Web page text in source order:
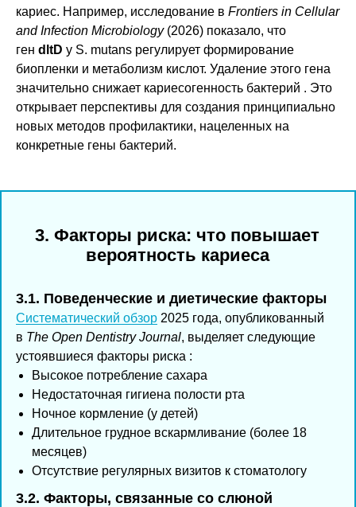
кариес. Например, исследование в Frontiers in Cellular
and Infection Microbiology(2026) показало, что
ген dltD у S. mutans регулирует формирование
биопленки и метаболизм кислот. Удаление этого гена
значительно снижает кариесогенность бактерий . Это
открывает перспективы для создания принципиально
новых методов профилактики, нацеленных на
конкретные гены бактерий.
3. Факторы риска: что повышает
вероятность кариеса
3.1. Поведенческие и диетические факторы
Систематический обзор 2025 года, опубликованный
в The Open Dentistry Journal, выделяет следующие
устоявшиеся факторы риска :
Высокое потребление сахара
Недостаточная гигиена полости рта
Ночное кормление (у детей)
Длительное грудное вскармливание (более 18
месяцев)
Отсутствие регулярных визитов к стоматологу
3.2. Факторы, связанные со слюной